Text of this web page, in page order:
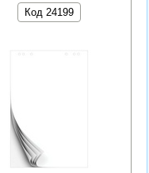
Код 24199